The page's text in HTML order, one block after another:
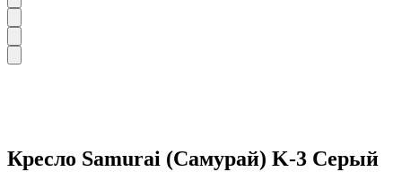
Кресло Samurai (Самурай) K-3 Серый